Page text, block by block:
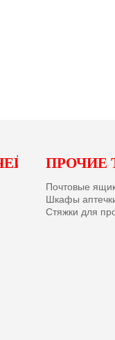
ПРОЧИЕ
Почтовые
Шкафы
Стяжки для